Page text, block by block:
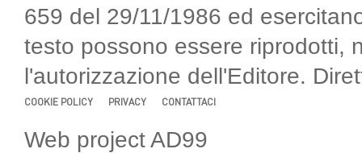
659 del 29/11/1986 ed
testo possono essere riprodotti,
l'autorizzazione dell'Editore.
COOKIE POLICY PRIVACY CONTATTACI
Web project AD99